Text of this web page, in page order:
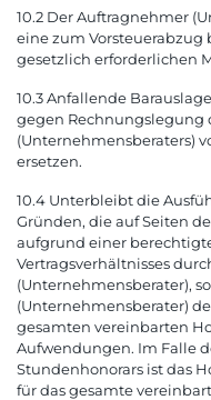
10.2 Der Auftragnehmer
eine zum
gesetzlich erforderlichen
10.3 Anfallende
gegen Rechnungslegung
(Unternehmensberaters)
ersetzen.
10.4 Unterbleibt die
Gründen, die auf Seiten
aufgrund einer
Vertragsverhältnisses
(Unternehmensberater),
(Unternehmensberater)
gesamten vereinbarten
Aufwendungen. Im Falle
Stundenhonorars ist das
für das gesamte